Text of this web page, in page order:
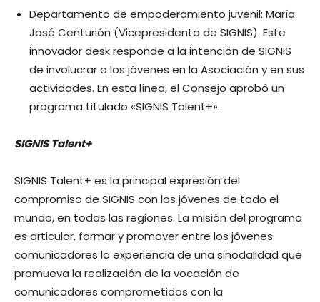
Departamento de empoderamiento juvenil: María
José Centurión (Vicepresidenta de SIGNIS). Este
innovador desk responde a la intención de SIGNIS
de involucrar a los jóvenes en la Asociación y en sus
actividades. En esta línea, el Consejo aprobó un
programa titulado «SIGNIS Talent+».
SIGNIS Talent+
SIGNIS Talent+ es la principal expresión del
compromiso de SIGNIS con los jóvenes de todo el
mundo, en todas las regiones. La misión del programa
es articular, formar y promover entre los jóvenes
comunicadores la experiencia de una sinodalidad que
promueva la realización de la vocación de
comunicadores comprometidos con la